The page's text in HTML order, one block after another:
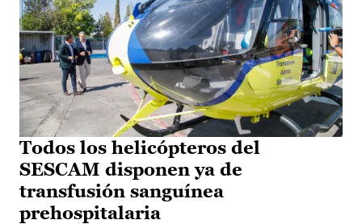
Todos los helicópteros del
SESCAM disponen ya de
transfusión sanguínea
prehospitalaria